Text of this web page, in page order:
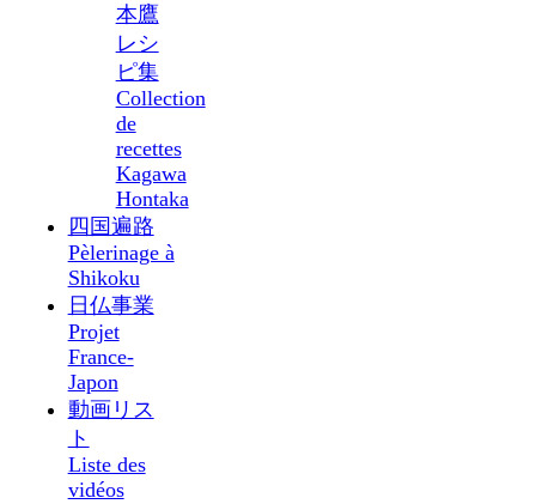
本鷹
レシ
ピ集
Collection
de
recettes
Kagawa
Hontaka
四国遍路
Pèlerinage à
Shikoku
日仏事業
Projet
France-
Japon
動画リス
ト
Liste des
vidéos